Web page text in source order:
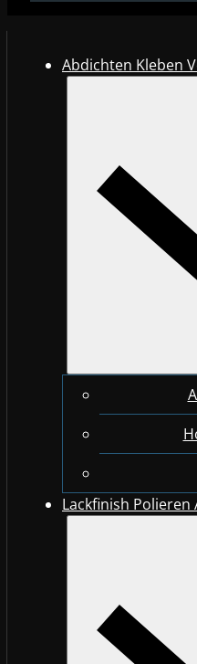
Abdichten Kleben
Lackfinish Polieren